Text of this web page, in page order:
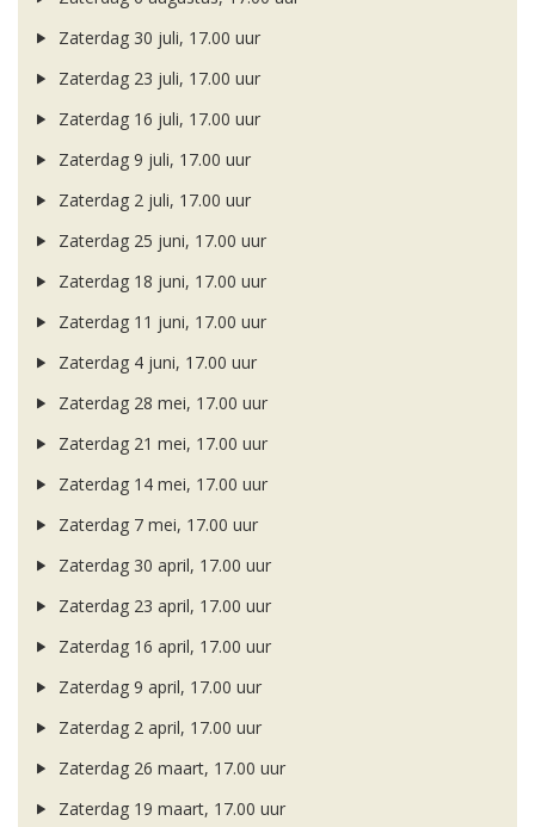
Zaterdag 30 juli, 17.00 uur
Zaterdag 23 juli, 17.00 uur
Zaterdag 16 juli, 17.00 uur
Zaterdag 9 juli, 17.00 uur
Zaterdag 2 juli, 17.00 uur
Zaterdag 25 juni, 17.00 uur
Zaterdag 18 juni, 17.00 uur
Zaterdag 11 juni, 17.00 uur
Zaterdag 4 juni, 17.00 uur
Zaterdag 28 mei, 17.00 uur
Zaterdag 21 mei, 17.00 uur
Zaterdag 14 mei, 17.00 uur
Zaterdag 7 mei, 17.00 uur
Zaterdag 30 april, 17.00 uur
Zaterdag 23 april, 17.00 uur
Zaterdag 16 april, 17.00 uur
Zaterdag 9 april, 17.00 uur
Zaterdag 2 april, 17.00 uur
Zaterdag 26 maart, 17.00 uur
Zaterdag 19 maart, 17.00 uur